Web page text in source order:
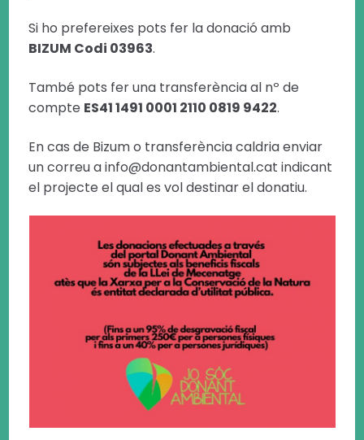
Si ho prefereixes pots fer la donació amb
BIZUM Codi 03963.
També pots fer una transferència al nº de
compte ES41 1491 0001 2110 0819 9422.
En cas de Bizum o transferència caldria enviar
un correu a info@donantambiental.cat indicant
el projecte el qual es vol destinar el donatiu.